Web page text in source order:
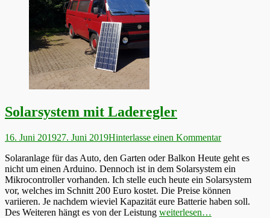
Solarsystem mit Laderegler
Veröffentlicht
16. Juni 201927. Juni 2019Hinterlasse einen Kommentar
Solaranlage für das Auto, den Garten oder Balkon Heute geht es
nicht um einen Arduino. Dennoch ist in dem Solarsystem ein
Mikrocontroller vorhanden. Ich stelle euch heute ein Solarsystem
vor, welches im Schnitt 200 Euro kostet. Die Preise können
variieren. Je nachdem wieviel Kapazität eure Batterie haben soll.
Des Weiteren hängt es von der Leistung weiterlesen…